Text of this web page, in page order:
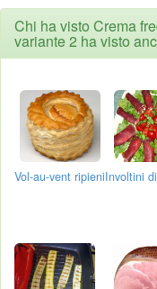
Chi ha visto Crema
variante 2 ha visto
Vol-au-vent ripieniInvoltini